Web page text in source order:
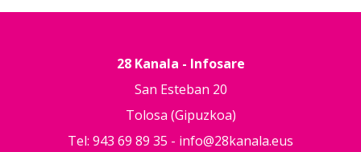
28 Kanala - Infosare
San Esteban 20
Tolosa (Gipuzkoa)
Tel: 943 69 89 35 - info@28kanala.eus